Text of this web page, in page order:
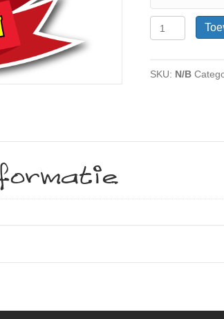
Mega
Mini
2025
Festijn
SKU: N/B